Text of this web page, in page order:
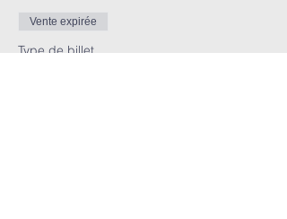
Vente expirée
Type de billet